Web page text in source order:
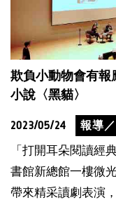
欺負小動物會有
小說〈黑貓〉
2023/05/24 報導
「打開耳朵閱讀經
書館新總館一樓微
帶來精采讀劇表演